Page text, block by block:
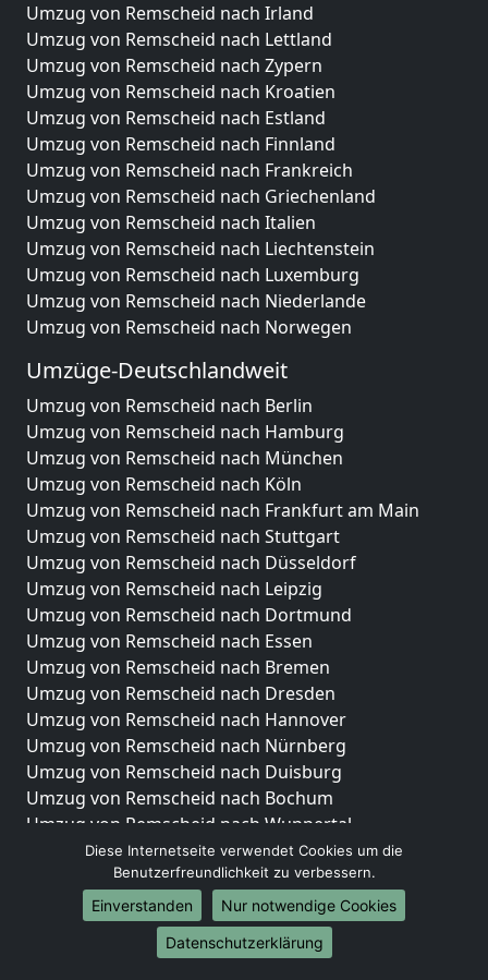
Umzug von Remscheid nach Irland
Umzug von Remscheid nach Lettland
Umzug von Remscheid nach Zypern
Umzug von Remscheid nach Kroatien
Umzug von Remscheid nach Estland
Umzug von Remscheid nach Finnland
Umzug von Remscheid nach Frankreich
Umzug von Remscheid nach Griechenland
Umzug von Remscheid nach Italien
Umzug von Remscheid nach Liechtenstein
Umzug von Remscheid nach Luxemburg
Umzug von Remscheid nach Niederlande
Umzug von Remscheid nach Norwegen
Umzüge-Deutschlandweit
Umzug von Remscheid nach Berlin
Umzug von Remscheid nach Hamburg
Umzug von Remscheid nach München
Umzug von Remscheid nach Köln
Umzug von Remscheid nach Frankfurt am Main
Umzug von Remscheid nach Stuttgart
Umzug von Remscheid nach Düsseldorf
Umzug von Remscheid nach Leipzig
Umzug von Remscheid nach Dortmund
Umzug von Remscheid nach Essen
Umzug von Remscheid nach Bremen
Umzug von Remscheid nach Dresden
Umzug von Remscheid nach Hannover
Umzug von Remscheid nach Nürnberg
Umzug von Remscheid nach Duisburg
Umzug von Remscheid nach Bochum
Umzug von Remscheid nach Wuppertal
Umzug von Remscheid nach Bielefeld
Umzug von Remscheid nach Bonn
Umzug von Remscheid nach Münster
Internationale-Umzüge
Diese Internetseite verwendet Cookies um die
Benutzerfreundlichkeit zu verbessern.
Einverstanden
Nur notwendige Cookies
Datenschutzerklärung